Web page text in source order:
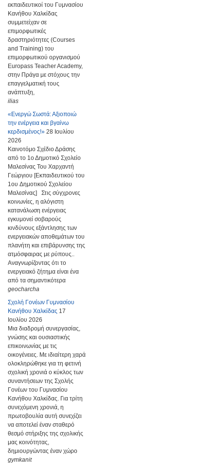
εκπαιδευτικοί του Γυμνασίου
Κανήθου Χαλκίδας
συμμετείχαν σε
επιμορφωτικές
δραστηριότητες (Courses
and Training) του
επιμορφωτικού οργανισμού
Europass Teacher Academy,
στην Πράγα με στόχους την
επαγγελματική τους
ανάπτυξη,
ilias
«Ενεργώ Σωστά: Αξιοποιώ
την ενέργεια και βγαίνω
κερδισμένος!» 28 Ιουλίου
2026
Καινοτόμο Σχέδιο Δράσης
από το 1ο Δημοτικό Σχολείο
Μαλεσίνας Του Χαρχαντή
Γεώργιου [Εκπαιδευτικού του
1ου Δημοτικού Σχολείου
Μαλεσίνας] Στις σύγχρονες
κοινωνίες, η αλόγιστη
κατανάλωση ενέργειας
εγκυμονεί σοβαρούς
κινδύνους εξάντλησης των
ενεργειακών αποθεμάτων του
πλανήτη και επιβάρυνσης της
ατμόσφαιρας με ρύπους..
Αναγνωρίζοντας ότι το
ενεργειακό ζήτημα είναι ένα
από τα σημαντικότερα
geocharcha
Σχολή Γονέων Γυμνασίου
Κανήθου Χαλκίδας 17
Ιουλίου 2026
Μια διαδρομή συνεργασίας,
γνώσης και ουσιαστικής
επικοινωνίας με τις
οικογένειες. Με ιδιαίτερη χαρά
ολοκληρώθηκε για τη φετινή
σχολική χρονιά ο κύκλος των
συναντήσεων της Σχολής
Γονέων του Γυμνασίου
Κανήθου Χαλκίδας. Για τρίτη
συνεχόμενη χρονιά, η
πρωτοβουλία αυτή συνεχίζει
να αποτελεί έναν σταθερό
θεσμό στήριξης της σχολικής
μας κοινότητας,
δημιουργώντας έναν χώρο
gymkanit